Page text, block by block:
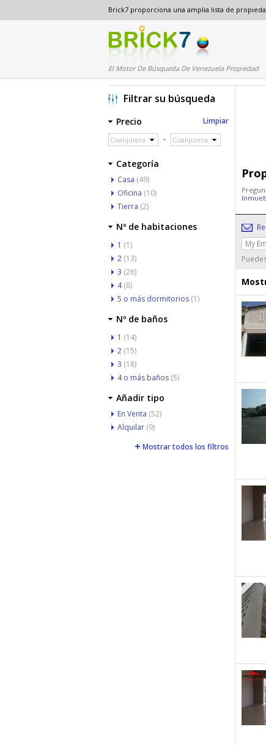
Brick7 proporciona una amplia lista de
El Motor De Búsqueda De Venezuela Propiedad
Filtrar su búsqueda
Precio Limpiar
Cualquiera - Cualquiera
Categoría
Casa (49)
Oficina (10)
Tierra (2)
Nº de habitaciones
1 (1)
2 (13)
3 (26)
4(8)
5 o más dormitorios (1)
Nº de baños
1 (14)
2 (15)
3 (18)
4 o más baños (5)
Añadir tipo
En Venta (52)
Alquilar (9)
Mostrar todos los filtros